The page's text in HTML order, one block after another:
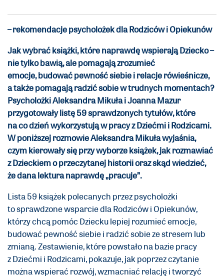
– rekomendacje psycholożek dla Rodziców i Opiekunów
Jak wybrać książki, które naprawdę wspierają Dziecko –
nie tylko bawią, ale pomagają zrozumieć
emocje, budować pewność siebie i relacje rówieśnicze,
a także pomagają radzić sobie w trudnych momentach?
Psycholożki Aleksandra Mikuła i Joanna Mazur
przygotowały listę 59 sprawdzonych tytułów, które
na co dzień wykorzystują w pracy z Dziećmi i Rodzicami.
W poniższej rozmowie Aleksandra Mikuła wyjaśnia,
czym kierowały się przy wyborze książek, jak rozmawiać
z Dzieckiem o przeczytanej historii oraz skąd wiedzieć,
że dana lektura naprawdę „pracuje”.
Lista 59 książek polecanych przez psycholożki
to sprawdzone wsparcie dla Rodziców i Opiekunów,
którzy chcą pomóc Dziecku lepiej rozumieć emocje,
budować pewność siebie i radzić sobie ze stresem lub
zmianą. Zestawienie, które powstało na bazie pracy
z Dziećmi i Rodzicami, pokazuje, jak poprzez czytanie
można wspierać rozwój, wzmacniać relację i tworzyć